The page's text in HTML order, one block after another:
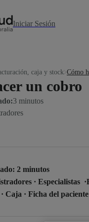
Iniciar Sesión
caja y stock Cómo
un cobro
3 minutos
2 minutos
· Especialistas
Caja · Ficha del paciente